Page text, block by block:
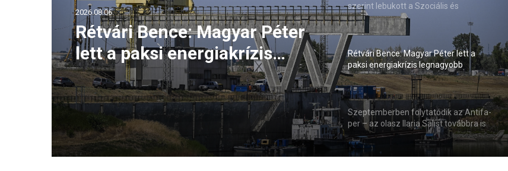
2026.08.06.
Rétvári Bence: Magyar Péter
lett a paksi energiakrízis
legnagyobb rémhírterjesztője
(VIDEÓ)
szerint lebukott a Szociális és
Családügyi Minisztérium
Rétvári Bence: Magyar Péter lett a
paksi energiakrízis legnagyobb
rémhírterjesztője (VIDEÓ)
Szeptemberben folytatódik az Antifa-
per – az olasz Ilaria Salist továbbra is
mentelmi jog védi